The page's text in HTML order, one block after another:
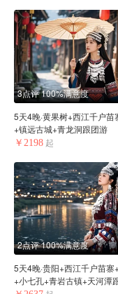
3点评100%满意度
5天4晚·黄果树+西江千户苗
+镇远古城+青龙洞跟团游
￥2198 起
2点评100%满意度
5天4晚·贵阳+西江千户苗寨
+小七孔+青岩古镇+天河潭